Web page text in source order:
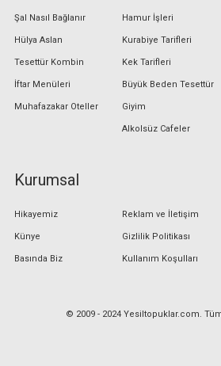
Şal Nasıl Bağlanır
Hülya Aslan
Tesettür Kombin
İftar Menüleri
Muhafazakar Oteller
Hamur İşleri
Kurabiye Tarifleri
Kek Tarifleri
Büyük Beden Tesettür
Giyim
Alkolsüz Cafeler
Kurumsal
Hikayemiz
Künye
Basında Biz
Reklam ve İletişim
Gizlilik Politikası
Kullanım Koşulları
© 2009 - 2024 Yesiltopuklar.com. Tüm